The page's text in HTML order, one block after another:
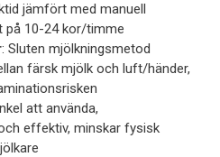
jämfört med manuell
på 10-24 kor/timme
: Sluten mjölkningsmetod
färsk mjölk och luft/händer,
att använda,
effektiv, minskar fysisk